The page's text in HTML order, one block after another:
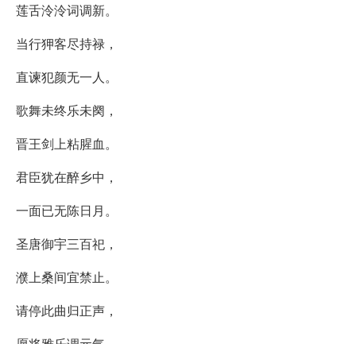
莲舌泠泠词调新。
当行狎客尽持禄，
直谏犯颜无一人。
歌舞未终乐未阕，
晋王剑上粘腥血。
君臣犹在醉乡中，
一面已无陈日月。
圣唐御宇三百祀，
濮上桑间宜禁止。
请停此曲归正声，